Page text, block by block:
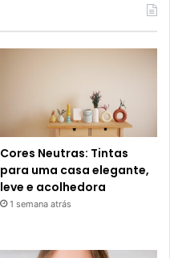
Cores Neutras: Tintas
para uma casa elegante,
leve e acolhedora
1 semana atrás